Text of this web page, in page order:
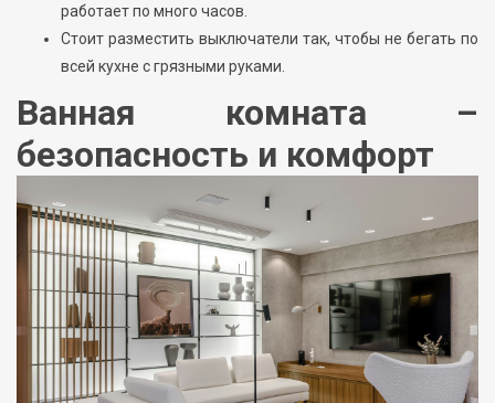
работает по много часов.
Стоит разместить выключатели так, чтобы не бегать по
всей кухне с грязными руками.
Ванная комната –
безопасность и комфорт